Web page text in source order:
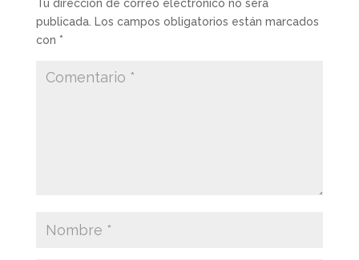
Tu dirección de correo electrónico no será
publicada. Los campos obligatorios están marcados
con *